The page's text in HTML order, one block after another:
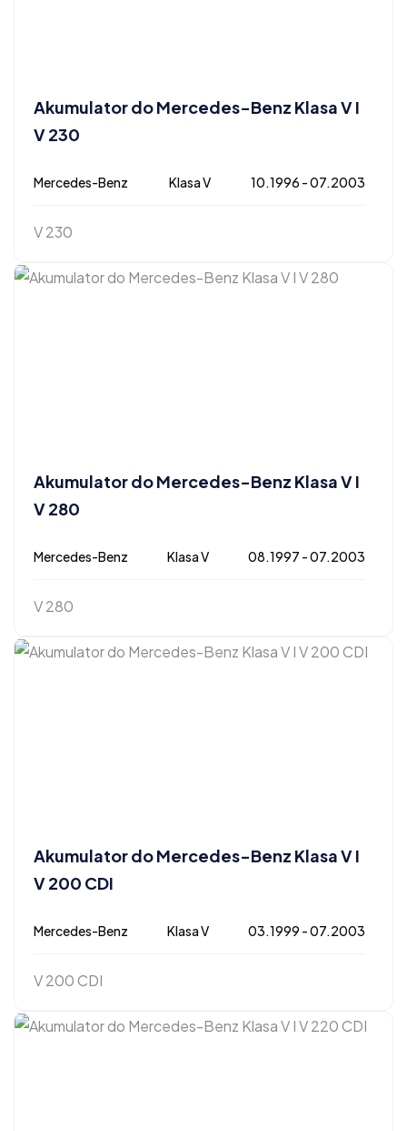
Akumulator do Mercedes-Benz Klasa V I
V 230
Mercedes-Benz Klasa V 10.1996 - 07.2003
V 230
Akumulator do Mercedes-Benz Klasa V I
V 280
Mercedes-Benz Klasa V 08.1997 - 07.2003
V 280
Akumulator do Mercedes-Benz Klasa V I
V 200 CDI
Mercedes-Benz Klasa V 03.1999 - 07.2003
V 200 CDI